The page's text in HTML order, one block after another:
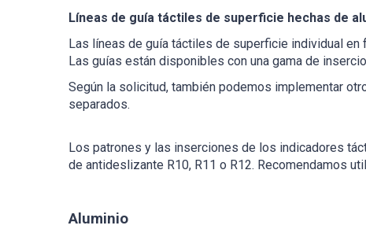
Líneas de guía táctiles de superficie hechas de
Las líneas de guía táctiles de superficie individual en
Las guías están disponibles con una gama de
Según la solicitud, también podemos implementar
separados.
Los patrones y las inserciones de los indicadores
de antideslizante R10, R11 o R12. Recomendamos
Aluminio